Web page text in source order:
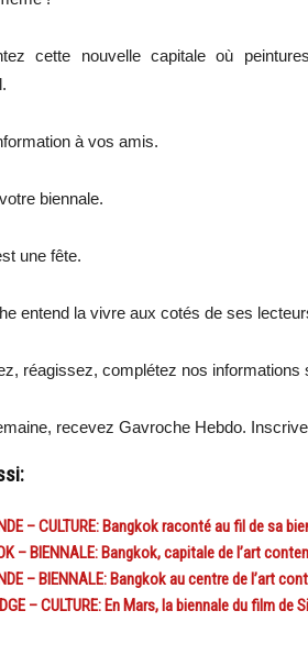
cette nouvelle capitale où
à vos amis.
biennale.
une fête.
entend la vivre aux cotés de ses
réagissez, complétez nos informations
recevez Gavroche Hebdo.
– CULTURE: Bangkok raconté au fil de sa
– BIENNALE: Bangkok, capitale de l’art
– BIENNALE: Bangkok au centre de l’art
– CULTURE: En Mars, la biennale du film de